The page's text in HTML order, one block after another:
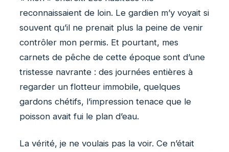
reconnaissaient de loin. Le gardien m’y voyait si
souvent qu’il ne prenait plus la peine de venir
contrôler mon permis. Et pourtant, mes
carnets de pêche de cette époque sont d’une
tristesse navrante : des journées entières à
regarder un flotteur immobile, quelques
gardons chétifs, l’impression tenace que le
poisson avait fui le plan d’eau.
La vérité, je ne voulais pas la voir. Ce n’était